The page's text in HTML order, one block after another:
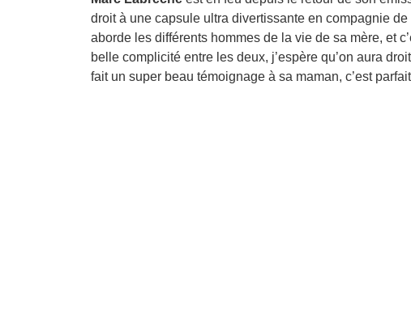
droit à une capsule ultra divertissante en compagnie de
aborde les différents hommes de la vie de sa mère, et
belle complicité entre les deux, j’espère qu’on aura
fait un super beau témoignage à sa maman, c’est